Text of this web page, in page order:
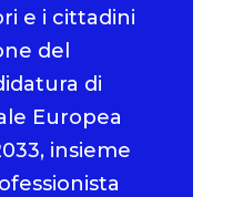
e i cittadini
del
di
Europea
insieme